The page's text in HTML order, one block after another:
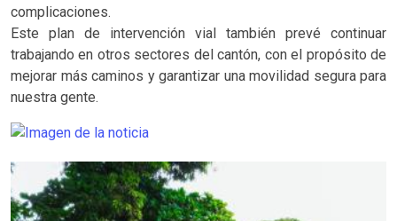
complicaciones.
Este plan de intervención vial también prevé continuar
trabajando en otros sectores del cantón, con el propósito de
mejorar más caminos y garantizar una movilidad segura para
nuestra gente.